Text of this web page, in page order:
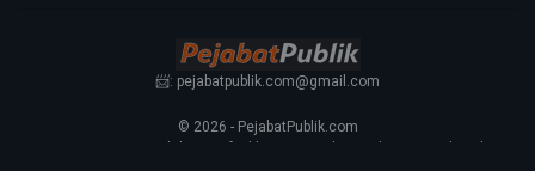
📨: pejabatpublik.com@gmail.com
© 2026 - PejabatPublik.com